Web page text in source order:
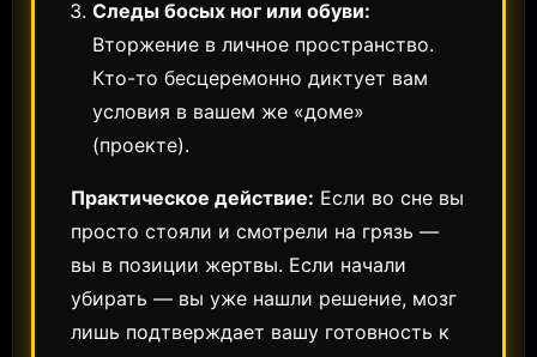
Следы босых ног или обуви:
Вторжение в личное пространство.
Кто-то бесцеремонно диктует вам
условия в вашем же «доме»
(проекте).
Практическое действие: Если во сне вы
просто стояли и смотрели на грязь —
вы в позиции жертвы. Если начали
убирать — вы уже нашли решение, мозг
лишь подтверждает вашу готовность к